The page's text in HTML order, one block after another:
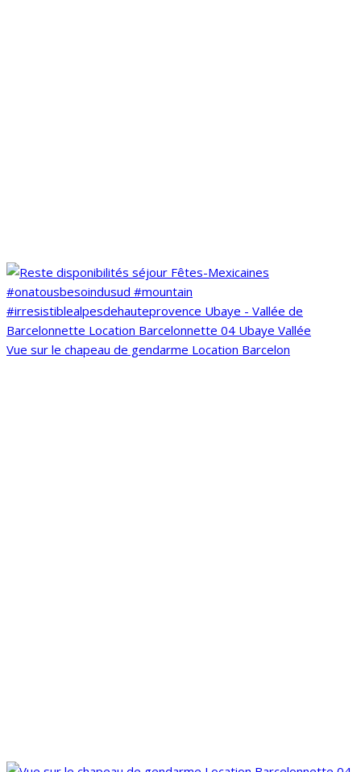
Vue sur le chapeau de gendarme Location Barcelon